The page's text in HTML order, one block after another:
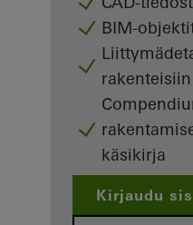
BIM-
rakenteisiin
käsikirja
Kirjaudu